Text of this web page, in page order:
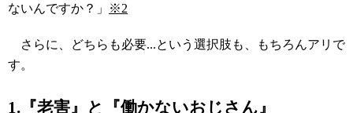
ないんですか？」
※2
さらに、どちらも必要...という選択肢も、もちろんアリで
す。
1.『老害』と『働かないおじさん』